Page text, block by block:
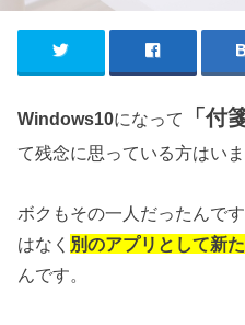
Windows10になって 「付
て残念に思っている方はい
ボクもその一人だったんで
はなく 別のアプリとして新
んです。